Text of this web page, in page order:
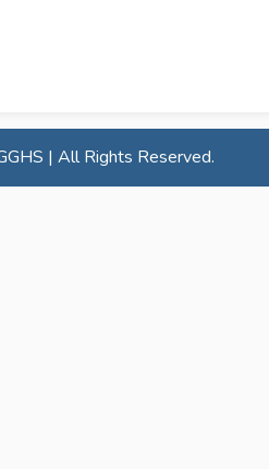
| All Rights Reserved.